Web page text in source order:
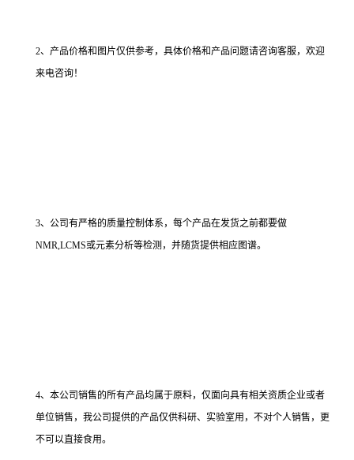
2、产品价格和图片仅供参考，具体价格和产品问题请咨询客服，欢迎
来电咨询！
3、公司有严格的质量控制体系，每个产品在发货之前都要做
NMR,LCMS或元素分析等检测，并随货提供相应图谱。
4、本公司销售的所有产品均属于原料，仅面向具有相关资质企业或者
单位销售，我公司提供的产品仅供科研、实验室用，不对个人销售，更
不可以直接食用。